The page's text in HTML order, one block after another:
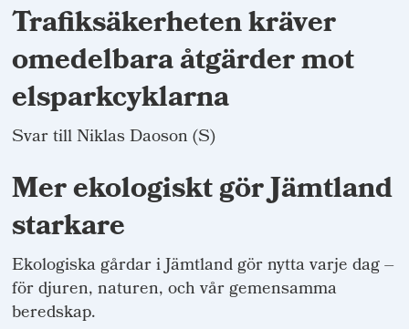
Trafiksäkerheten kräver
omedelbara åtgärder mot
elsparkcyklarna
Svar till Niklas Daoson (S)
Mer ekologiskt gör Jämtland
starkare
Ekologiska gårdar i Jämtland gör nytta varje dag –
för djuren, naturen, och vår gemensamma
beredskap.